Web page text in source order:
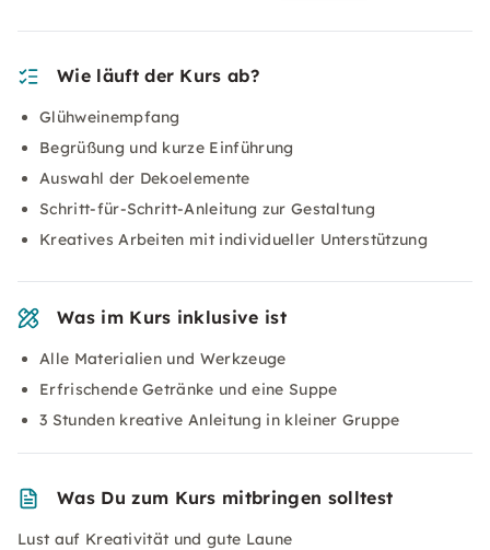
Wie läuft der Kurs ab?
Glühweinempfang
Begrüßung und kurze Einführung
Auswahl der Dekoelemente
Schritt-für-Schritt-Anleitung zur Gestaltung
Kreatives Arbeiten mit individueller Unterstützung
Was im Kurs inklusive ist
Alle Materialien und Werkzeuge
Erfrischende Getränke und eine Suppe
3 Stunden kreative Anleitung in kleiner Gruppe
Was Du zum Kurs mitbringen solltest
Lust auf Kreativität und gute Laune